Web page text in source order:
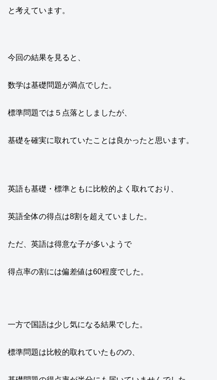
と考えています。
今回の結果を見ると、
数学は基礎問題が満点でした。
標準問題では５点落としましたが、
基礎を確実に取れていたことは良かったと思います。
英語も基礎・標準ともに比較的よく取れており、
英語全体の得点は8割を超えていました。
ただ、英語は得意な子が多いようで
得点率の割には偏差値は60程度でした。
一方で国語は少し気になる結果でした。
標準問題は比較的取れていたものの、